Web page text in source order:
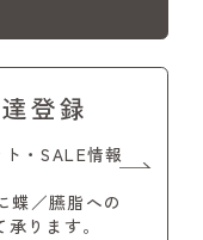
登録
・SALE情報
蝶／臙脂への
ります。